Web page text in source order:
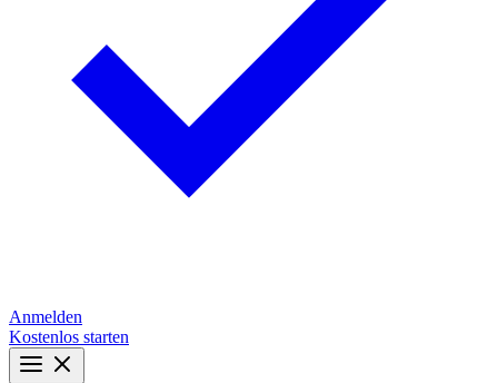
Anmelden
Kostenlos starten